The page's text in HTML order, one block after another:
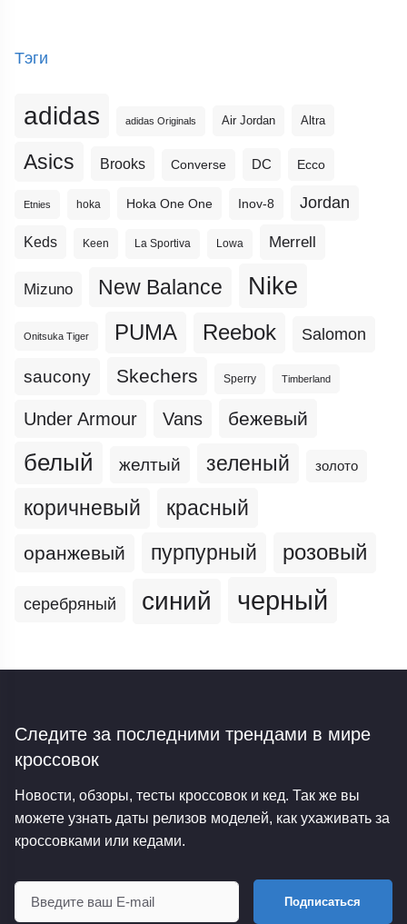
Тэги
adidas adidas Originals Air Jordan Altra
Asics Brooks Converse DC Ecco
Etnies hoka Hoka One One Inov-8 Jordan
Keds Keen La Sportiva Lowa Merrell
Mizuno New Balance Nike
Onitsuka Tiger PUMA Reebok Salomon
saucony Skechers Sperry Timberland
Under Armour Vans бежевый
белый желтый зеленый золото
коричневый красный
оранжевый пурпурный розовый
серебряный синий черный
Следите за последними трендами в мире
кроссовок
Новости, обзоры, тесты кроссовок и кед. Так же вы
можете узнать даты релизов моделей, как ухаживать за
кроссовками или кедами.
Подписаться